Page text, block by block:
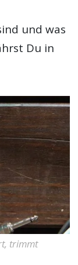
und was
Du in
trimmt